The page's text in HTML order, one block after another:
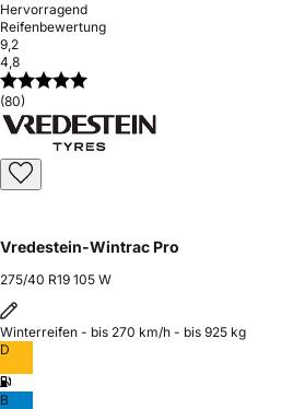
Hervorragend
Reifenbewertung
9,2
4,8
(80)
Vredestein-Wintrac Pro
275/40 R19 105 W
Winterreifen - bis 270 km/h - bis 925 kg
D
B